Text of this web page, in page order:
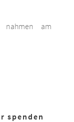
nahmen am
spenden